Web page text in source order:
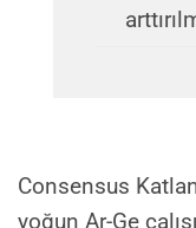
Consensus
yoğun Ar-Ge